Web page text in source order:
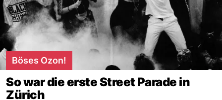
Böses Ozon!
So war die erste Street Parade in
Zürich